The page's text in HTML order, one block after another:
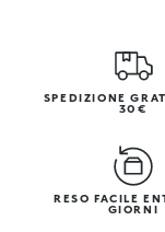
SPEDIZIONE
30€
RESO FACILE
GIORNI